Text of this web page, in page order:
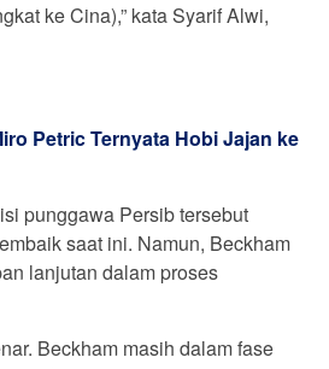
ke Cina),” kata Syarif Alwi,
Petric Ternyata Hobi Jajan ke
punggawa Persib tersebut
saat ini. Namun, Beckham
lanjutan dalam proses
Beckham masih dalam fase